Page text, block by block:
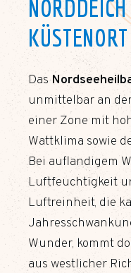
Das
unmittelbar an
einer Zone mit
Wattklima sowie
Bei auflandigem
Luftfeuchtigkeit
Luftreinheit, die
Wunder, kommt
aus westlicher